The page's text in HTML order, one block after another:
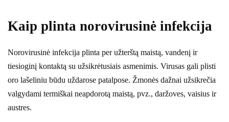
Kaip plinta norovirusinė infekcija
Norovirusinė infekcija plinta per užterštą maistą, vandenį ir
tiesioginį kontaktą su užsikrėtusiais asmenimis. Virusas gali plisti
oro lašeliniu būdu uždarose patalpose. Žmonės dažnai užsikrečia
valgydami termiškai neapdorotą maistą, pvz., daržoves, vaisius ir
austres.